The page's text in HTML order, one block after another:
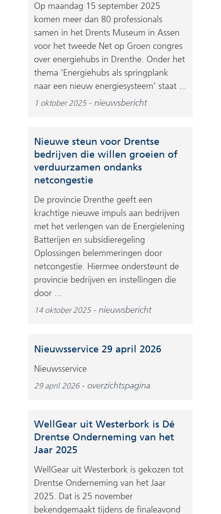
Op maandag 15 september 2025
komen meer dan 80 professionals
samen in het Drents Museum in Assen
voor het tweede Net op Groen congres
over energiehubs in Drenthe. Onder het
thema ‘Energiehubs als springplank
naar een nieuw energiesysteem’ staat ...
1 oktober 2025 nieuwsbericht
Nieuwe steun voor Drentse
bedrijven die willen groeien of
verduurzamen ondanks
netcongestie
De provincie Drenthe geeft een
krachtige nieuwe impuls aan bedrijven
met het verlengen van de Energielening
Batterijen en subsidieregeling
Oplossingen belemmeringen door
netcongestie. Hiermee ondersteunt de
provincie bedrijven en instellingen die
door ...
14 oktober 2025 nieuwsbericht
Nieuwsservice 29 april 2026
Nieuwsservice
29 april 2026 overzichtspagina
WellGear uit Westerbork is Dé
Drentse Onderneming van het
Jaar 2025
WellGear uit Westerbork is gekozen tot
Drentse Onderneming van het Jaar
2025. Dat is 25 november
bekendgemaakt tijdens de finaleavond